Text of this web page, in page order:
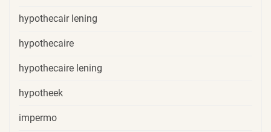
hypothecair lening
hypothecaire
hypothecaire lening
hypotheek
impermo